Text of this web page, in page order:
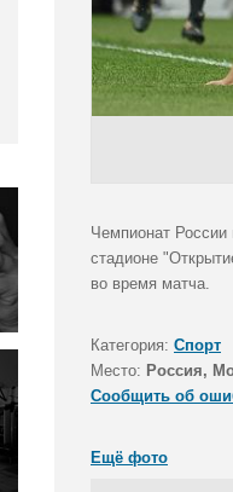
Чемпионат
стадионе
во время матча.
Категория: Спорт
Место: Россия,
Сообщить об
Ещё фото